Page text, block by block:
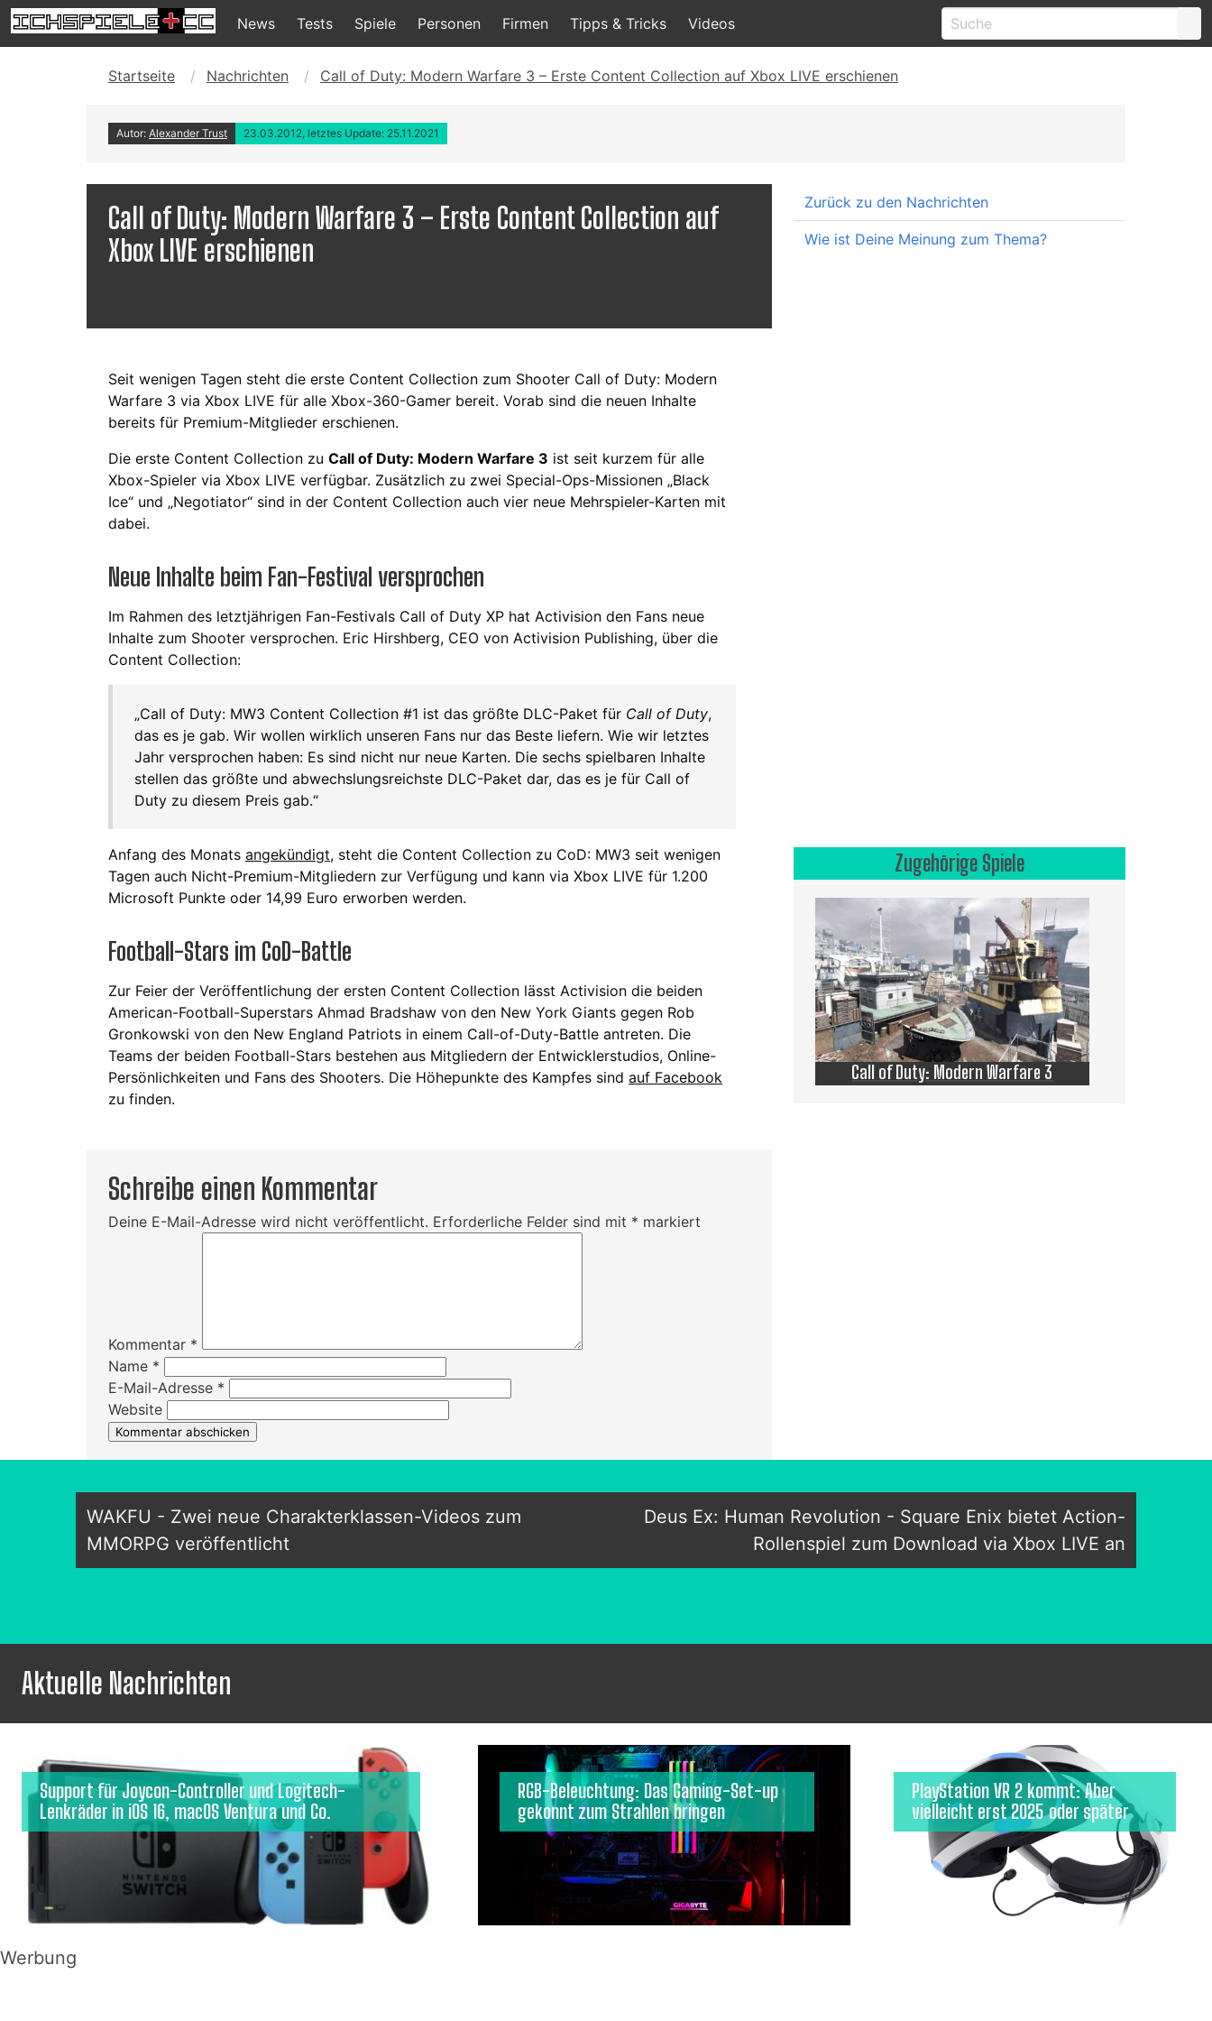
News Tests Spiele Personen Firmen Tipps & Tricks Videos
Startseite Nachrichten Call of Duty: Modern Warfare 3 – Erste Content Collection auf Xbox LIVE erschienen
Autor: Alexander Trust 23.03.2012, letztes Update: 25.11.2021
Call of Duty: Modern Warfare 3 – Erste Content Collection auf
Xbox LIVE erschienen
Seit wenigen Tagen steht die erste Content Collection zum Shooter Call of Duty: Modern
Warfare 3 via Xbox LIVE für alle Xbox-360-Gamer bereit. Vorab sind die neuen Inhalte
bereits für Premium-Mitglieder erschienen.
Die erste Content Collection zu Call of Duty: Modern Warfare 3 ist seit kurzem für alle
Xbox-Spieler via Xbox LIVE verfügbar. Zusätzlich zu zwei Special-Ops-Missionen „Black
Ice“ und „Negotiator“ sind in der Content Collection auch vier neue Mehrspieler-Karten mit
dabei.
Neue Inhalte beim Fan-Festival versprochen
Im Rahmen des letztjährigen Fan-Festivals Call of Duty XP hat Activision den Fans neue
Inhalte zum Shooter versprochen. Eric Hirshberg, CEO von Activision Publishing, über die
Content Collection:
„Call of Duty: MW3 Content Collection #1 ist das größte DLC-Paket für Call of Duty,
das es je gab. Wir wollen wirklich unseren Fans nur das Beste liefern. Wie wir letztes
Jahr versprochen haben: Es sind nicht nur neue Karten. Die sechs spielbaren Inhalte
stellen das größte und abwechslungs­reichste DLC-Paket dar, das es je für Call of
Duty zu diesem Preis gab.“
Anfang des Monats angekündigt, steht die Content Collection zu CoD: MW3 seit wenigen
Tagen auch Nicht-Premium-Mitgliedern zur Verfügung und kann via Xbox LIVE für 1.200
Microsoft Punkte oder 14,99 Euro erworben werden.
Football-Stars im CoD-Battle
Zur Feier der Veröffentlichung der ersten Content Collection lässt Activision die beiden
American-Football-Superstars Ahmad Bradshaw von den New York Giants gegen Rob
Gronkowski von den New England Patriots in einem Call-of-Duty-Battle antreten. Die
Teams der beiden Football-Stars bestehen aus Mitgliedern der Entwicklerstudios, Online-
Persönlichkeiten und Fans des Shooters. Die Höhepunkte des Kampfes sind auf Facebook
zu finden.
Schreibe einen Kommentar
Deine E-Mail-Adresse wird nicht veröffentlicht. Erforderliche Felder sind mit * markiert
Kommentar *
Name *
E-Mail-Adresse *
Website
Zurück zu den Nachrichten
Wie ist Deine Meinung zum Thema?
Zugehörige Spiele
Call of Duty: Modern Warfare 3
WAKFU - Zwei neue Charakterklassen-Videos zum
MMORPG veröffentlicht
Deus Ex: Human Revolution - Square Enix bietet Action-
Rollenspiel zum Download via Xbox LIVE an
Aktuelle Nachrichten
Support für Joycon-Controller und Logitech-
Lenkräder in iOS 16, macOS Ventura und Co.
RGB-Beleuchtung: Das Gaming-Set-up
gekonnt zum Strahlen bringen
PlayStation VR 2 kommt: Aber
vielleicht erst 2025 oder später
Werbung